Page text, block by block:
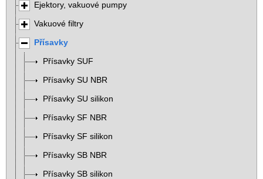
Ejektory, vakuové pumpy
Vakuové filtry
Přísavky
Přísavky SUF
Přísavky SU NBR
Přísavky SU silikon
Přísavky SF NBR
Přísavky SF silikon
Přísavky SB NBR
Přísavky SB silikon